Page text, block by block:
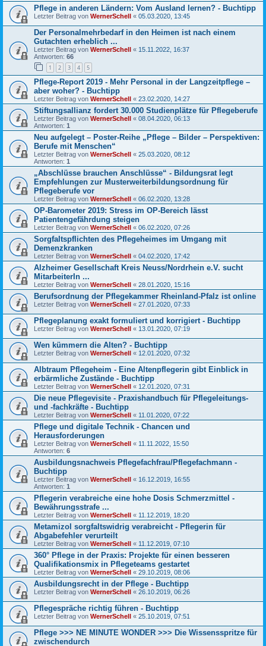
Pflege in anderen Ländern: Vom Ausland lernen? - Buchtipp
Letzter Beitrag von WernerSchell « 05.03.2020, 13:45
Der Personalmehrbedarf in den Heimen ist nach einem
Gutachten erheblich ...
Letzter Beitrag von WernerSchell « 15.11.2022, 16:37
Antworten: 66
1 2 3 4 5
Pflege-Report 2019 - Mehr Personal in der Langzeitpflege –
aber woher? - Buchtipp
Letzter Beitrag von WernerSchell « 23.02.2020, 14:27
Stiftungsallianz fordert 30.000 Studienplätze für Pflegeberufe
Letzter Beitrag von WernerSchell « 08.04.2020, 06:13
Antworten: 1
Neu aufgelegt – Poster-Reihe „Pflege – Bilder – Perspektiven:
Berufe mit Menschen“
Letzter Beitrag von WernerSchell « 25.03.2020, 08:12
Antworten: 1
„Abschlüsse brauchen Anschlüsse“ - Bildungsrat legt
Empfehlungen zur Musterweiterbildungsordnung für
Pflegeberufe vor
Letzter Beitrag von WernerSchell « 06.02.2020, 13:28
OP-Barometer 2019: Stress im OP-Bereich lässt
Patientengefährdung steigen
Letzter Beitrag von WernerSchell « 06.02.2020, 07:26
Sorgfaltspflichten des Pflegeheimes im Umgang mit
Demenzkranken
Letzter Beitrag von WernerSchell « 04.02.2020, 17:42
Alzheimer Gesellschaft Kreis Neuss/Nordrhein e.V. sucht
MitarbeiterIn ...
Letzter Beitrag von WernerSchell « 28.01.2020, 15:16
Berufsordnung der Pflegekammer Rheinland-Pfalz ist online
Letzter Beitrag von WernerSchell « 27.01.2020, 07:33
Pflegeplanung exakt formuliert und korrigiert - Buchtipp
Letzter Beitrag von WernerSchell « 13.01.2020, 07:19
Wen kümmern die Alten? - Buchtipp
Letzter Beitrag von WernerSchell « 12.01.2020, 07:32
Albtraum Pflegeheim - Eine Altenpflegerin gibt Einblick in
erbärmliche Zustände - Buchtipp
Letzter Beitrag von WernerSchell « 12.01.2020, 07:31
Die neue Pflegevisite - Praxishandbuch für Pflegeleitungs-
und -fachkräfte - Buchtipp
Letzter Beitrag von WernerSchell « 11.01.2020, 07:22
Pflege und digitale Technik - Chancen und
Herausforderungen
Letzter Beitrag von WernerSchell « 11.11.2022, 15:50
Antworten: 6
Ausbildungsnachweis Pflegefachfrau/Pflegefachmann -
Buchtipp
Letzter Beitrag von WernerSchell « 16.12.2019, 16:55
Antworten: 1
Pflegerin verabreiche eine hohe Dosis Schmerzmittel -
Bewährungsstrafe ...
Letzter Beitrag von WernerSchell « 11.12.2019, 18:20
Metamizol sorgfaltswidrig verabreicht - Pflegerin für
Abgabefehler verurteilt
Letzter Beitrag von WernerSchell « 11.12.2019, 07:10
360° Pflege in der Praxis: Projekte für einen besseren
Qualifikationsmix in Pflegeteams gestartet
Letzter Beitrag von WernerSchell « 29.10.2019, 08:06
Ausbildungsrecht in der Pflege - Buchtipp
Letzter Beitrag von WernerSchell « 26.10.2019, 06:26
Pflegespräche richtig führen - Buchtipp
Letzter Beitrag von WernerSchell « 25.10.2019, 07:51
Pflege >>> NE MINUTE WONDER >>> Die Wissensspritze für
zwischendurch